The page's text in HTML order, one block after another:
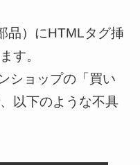
品）にHTMLタグ挿
す。
ショップの「買い
以下のような不具